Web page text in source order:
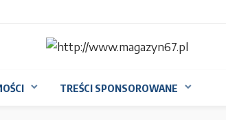
TREŚCI SPONSOROWANE